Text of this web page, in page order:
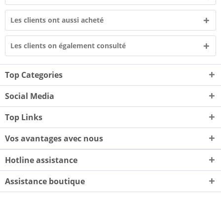
Les clients ont aussi acheté
Les clients on également consulté
Top Categories
Social Media
Top Links
Vos avantages avec nous
Hotline assistance
Assistance boutique